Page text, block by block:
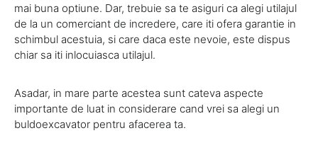
mai buna optiune. Dar, trebuie sa te asiguri ca alegi utilajul
de la un comerciant de incredere, care iti ofera garantie in
schimbul acestuia, si care daca este nevoie, este dispus
chiar sa iti inlocuiasca utilajul.
Asadar, in mare parte acestea sunt cateva aspecte
importante de luat in considerare cand vrei sa alegi un
buldoexcavator pentru afacerea ta.